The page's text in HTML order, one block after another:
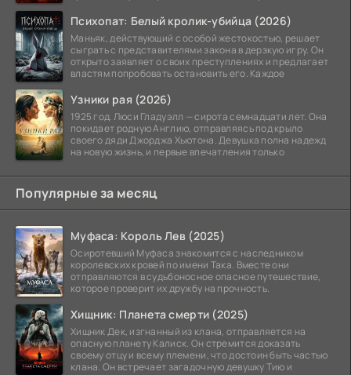
Психопат: Белый кролик-убийца (2026)
Маньяк, действующий с особой жестокостью, решает
сыграть с представителями закона в дерзкую игру. Он
открыто заявляет о своих преступлениях и предлагает
властям попробовать остановить его. Каждое
Узники рая (2026)
1925 год. Люси Гладуэлл — сирота семнадцати лет. Она
покидает родную Англию, отправляясь под крыло
своего дяди Джорджа Хьютона. Девушка полна надежд
на новую жизнь, и первые впечатления только
Популярные за месяц
Муфаса: Король Лев (2025)
Осиротевший Муфаса знакомится с наследником
королевских кровей по имени Така. Вместе они
отправляются в судьбоносное опасное путешествие,
которое проверит их дружбу на прочность.
Хищник: Планета смерти (2025)
Хищник Дек, изгнанный из клана, отправляется на
опасную планету Калиск. Он стремится доказать
своему отцу и всему племени, что достоин быть частью
клана. Он встречает загадочную девушку Тию и